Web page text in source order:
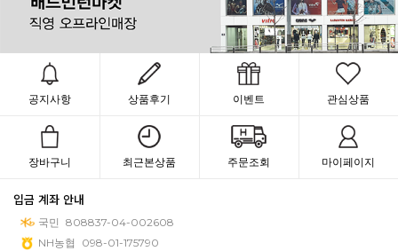
공지사항 상품후기 이벤트 관심상품
장바구니 최근본상품 주문조회 마이페이지
입금 계좌 안내
국민 808837-04-002608
NH농협
098-01-175790